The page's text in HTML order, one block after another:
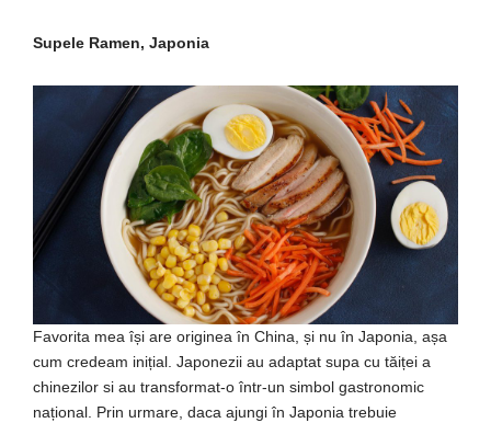
Supele Ramen, Japonia
Favorita mea își are originea în China, și nu în Japonia, așa
cum credeam inițial. Japonezii au adaptat supa cu tăiței a
chinezilor si au transformat-o într-un simbol gastronomic
național. Prin urmare, daca ajungi în Japonia trebuie